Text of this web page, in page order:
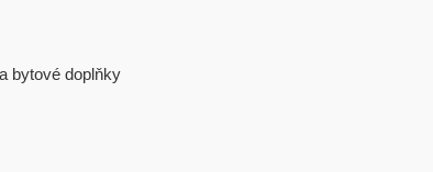
bytové doplňky